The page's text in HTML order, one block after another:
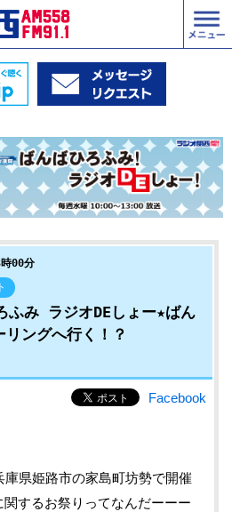
00分
ふみ ラジオDEしょー★ばん
ングへ行く！？
Facebook
庫県姫路市の家島町坊勢で開催
するお祭りってなんだーーー